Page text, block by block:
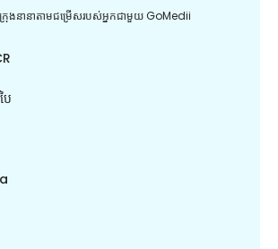
រុងនានាតាមជម្រើសរបស់អ្នកជាមួយ GoMedii
ៃ